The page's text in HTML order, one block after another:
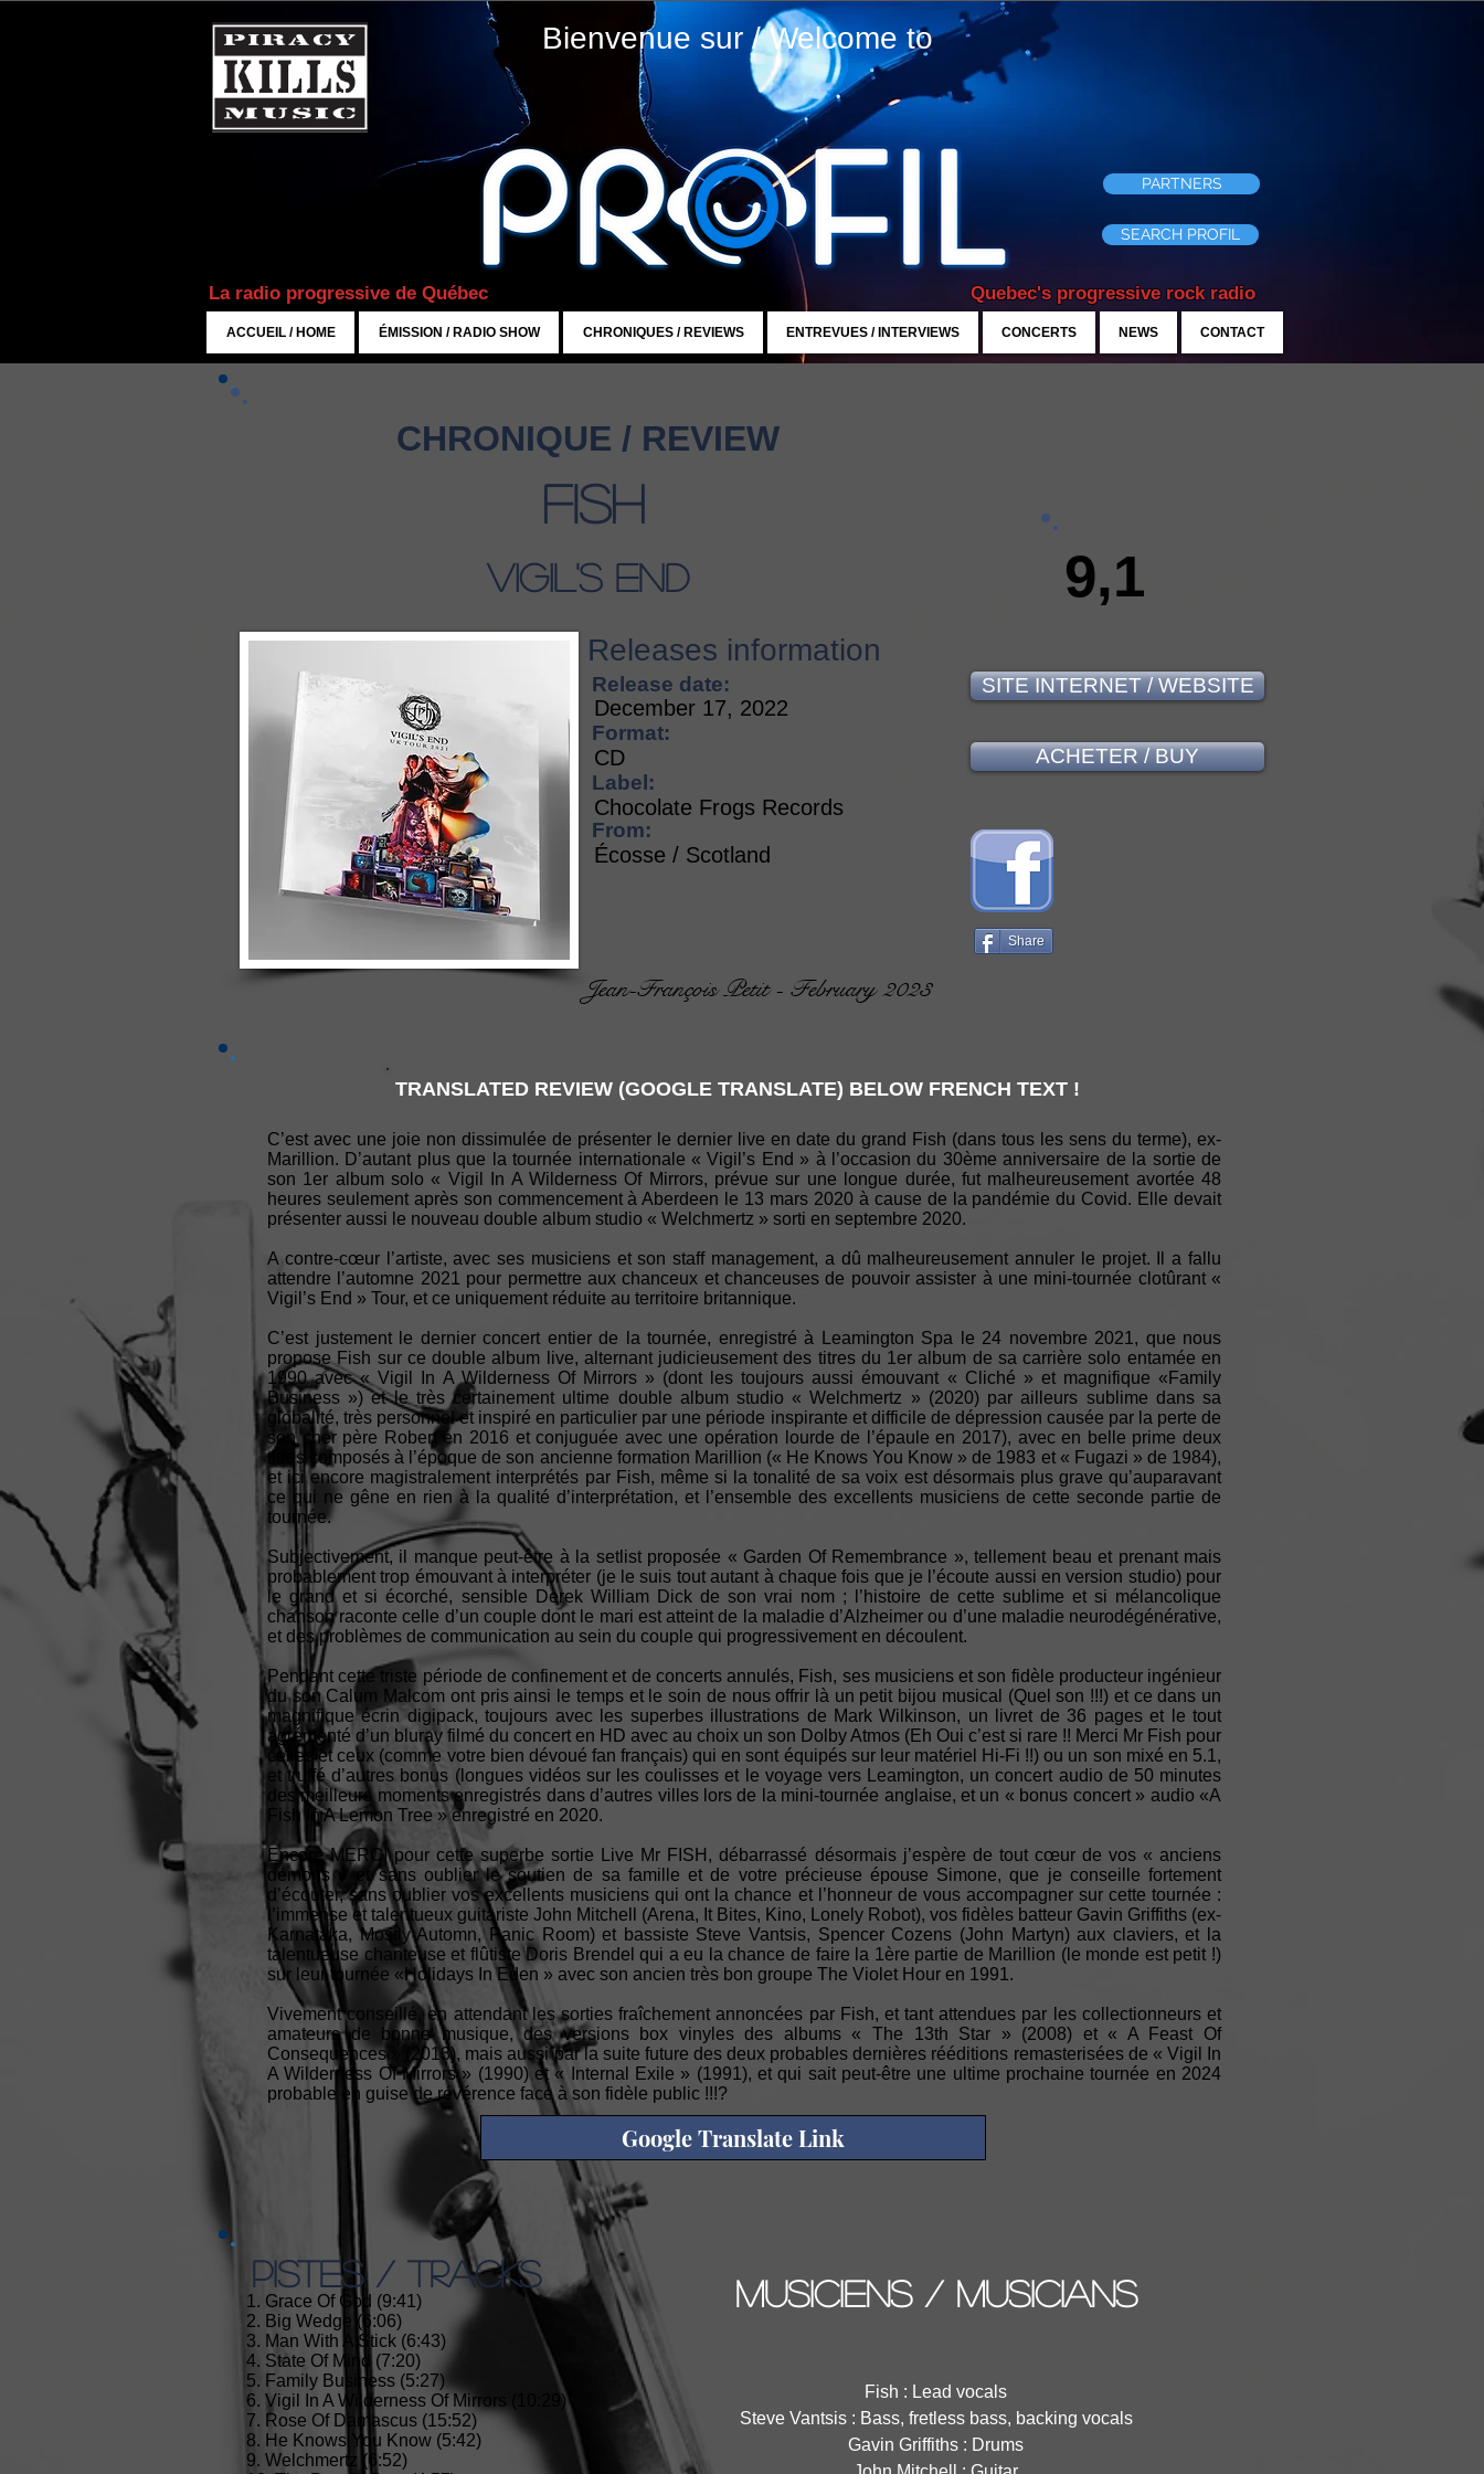
Bienvenue sur / Welcome to
Quebec's progressive rock radio
La radio progressive de Québec
SEARCH PROFIL
PARTNERS
ACCUEIL / HOME ÉMISSION / RADIO SHOW CHRONIQUES / REVIEWS ENTREVUES / INTERVIEWS CONCERTS NEWS CONTACT
CHRONIQUE / REVIEW
Fish
Vigil's End
Releases information
Release date:
December 17, 2022
Format:
CD
Label:
From:
Chocolate Frogs Records
Écosse / Scotland
Jean-François Petit - February 2023
9,1
SITE INTERNET / WEBSITE
ACHETER / BUY
Share
TRANSLATED REVIEW (GOOGLE TRANSLATE) BELOW FRENCH TEXT !
C’est avec une joie non dissimulée de présenter le dernier live en date du grand Fish (dans tous les sens du terme), ex-
Marillion. D’autant plus que la tournée internationale « Vigil’s End » à l’occasion du 30ème anniversaire de la sortie de
son 1er album solo « Vigil In A Wilderness Of Mirrors, prévue sur une longue durée, fut malheureusement avortée 48
heures seulement après son commencement à Aberdeen le 13 mars 2020 à cause de la pandémie du Covid. Elle devait
présenter aussi le nouveau double album studio « Welchmertz » sorti en septembre 2020.
A contre-cœur l’artiste, avec ses musiciens et son staff management, a dû malheureusement annuler le projet. Il a fallu
attendre l’automne 2021 pour permettre aux chanceux et chanceuses de pouvoir assister à une mini-tournée clotûrant «
Vigil’s End » Tour, et ce uniquement réduite au territoire britannique.
C’est justement le dernier concert entier de la tournée, enregistré à Leamington Spa le 24 novembre 2021, que nous
propose Fish sur ce double album live, alternant judicieusement des titres du 1er album de sa carrière solo entamée en
1990 avec « Vigil In A Wilderness Of Mirrors » (dont les toujours aussi émouvant « Cliché » et magnifique «Family
Business ») et le très certainement ultime double album studio « Welchmertz » (2020) par ailleurs sublime dans sa
globalité, très personnel et inspiré en particulier par une période inspirante et difficile de dépression causée par la perte de
son cher père Robert en 2016 et conjuguée avec une opération lourde de l’épaule en 2017), avec en belle prime deux
titres composés à l’époque de son ancienne formation Marillion (« He Knows You Know » de 1983 et « Fugazi » de 1984),
et ici encore magistralement interprétés par Fish, même si la tonalité de sa voix est désormais plus grave qu’auparavant
ce qui ne gêne en rien à la qualité d’interprétation, et l’ensemble des excellents musiciens de cette seconde partie de
tournée.
Subjectivement, il manque peut-être à la setlist proposée « Garden Of Remembrance », tellement beau et prenant mais
probablement trop émouvant à interpréter (je le suis tout autant à chaque fois que je l’écoute aussi en version studio) pour
le grand et si écorché, sensible Derek William Dick de son vrai nom ; l’histoire de cette sublime et si mélancolique
chanson raconte celle d’un couple dont le mari est atteint de la maladie d’Alzheimer ou d’une maladie neurodégénérative,
et des problèmes de communication au sein du couple qui progressivement en découlent.
Pendant cette triste période de confinement et de concerts annulés, Fish, ses musiciens et son fidèle producteur ingénieur
du son Calum Malcom ont pris ainsi le temps et le soin de nous offrir là un petit bijou musical (Quel son !!!) et ce dans un
magnifique écrin digipack, toujours avec les superbes illustrations de Mark Wilkinson, un livret de 36 pages et le tout
agrémenté d’un bluray filmé du concert en HD avec au choix un son Dolby Atmos (Eh Oui c’est si rare !! Merci Mr Fish pour
celles et ceux (comme votre bien dévoué fan français) qui en sont équipés sur leur matériel Hi-Fi !!) ou un son mixé en 5.1,
et truffé d’autres bonus (longues vidéos sur les coulisses et le voyage vers Leamington, un concert audio de 50 minutes
des meilleurs moments enregistrés dans d’autres villes lors de la mini-tournée anglaise, et un « bonus concert » audio «A
Fish In A Lemon Tree » enregistré en 2020.
Encore MERCI pour cette superbe sortie Live Mr FISH, débarrassé désormais j’espère de tout cœur de vos « anciens
démons » et sans oublier le soutien de sa famille et de votre précieuse épouse Simone, que je conseille fortement
d’écouter, sans oublier vos excellents musiciens qui ont la chance et l’honneur de vous accompagner sur cette tournée :
l’immense et talentueux guitariste John Mitchell (Arena, It Bites, Kino, Lonely Robot), vos fidèles batteur Gavin Griffiths (ex-
Karnataka, Mostly Automn, Panic Room) et bassiste Steve Vantsis, Spencer Cozens (John Martyn) aux claviers, et la
talentueuse chanteuse et flûtiste Doris Brendel qui a eu la chance de faire la 1ère partie de Marillion (le monde est petit !)
sur leur tournée «Holidays In Eden » avec son ancien très bon groupe The Violet Hour en 1991.
Vivement conseillé, en attendant les sorties fraîchement annoncées par Fish, et tant attendues par les collectionneurs et
amateurs de bonne musique, des versions box vinyles des albums « The 13th Star » (2008) et « A Feast Of
Consequences » (2013), mais aussi par la suite future des deux probables dernières rééditions remasterisées de « Vigil In
A Wilderness Of Mirrors » (1990) et « Internal Exile » (1991), et qui sait peut-être une ultime prochaine tournée en 2024
probable en guise de révérence face à son fidèle public !!!?
Google Translate Link
PISTES / TRACKS
1. Grace Of God (9:41)
2. Big Wedge (6:06)
3. Man With A Stick (6:43)
4. State Of Mind (7:20)
5. Family Business (5:27)
6. Vigil In A Wilderness Of Mirrors (10:29)
7. Rose Of Damascus (15:52)
8. He Knows You Know (5:42)
9. Welchmertz (6:52)
Fish : Lead vocals
Steve Vantsis : Bass, fretless bass, backing vocals
Gavin Griffiths : Drums
musiciens / musicians